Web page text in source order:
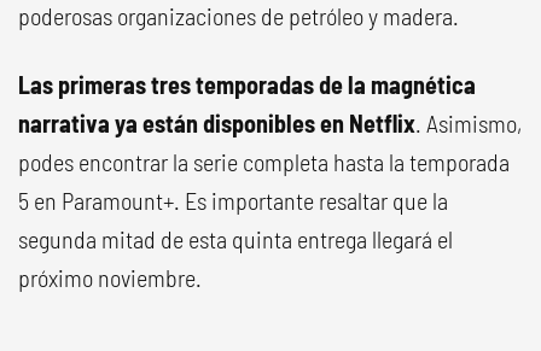
poderosas organizaciones de petróleo y madera.
Las primeras tres temporadas de la magnética
narrativa ya están disponibles en Netflix. Asimismo,
podes encontrar la serie completa hasta la temporada
5 en Paramount+. Es importante resaltar que la
segunda mitad de esta quinta entrega llegará el
próximo noviembre.